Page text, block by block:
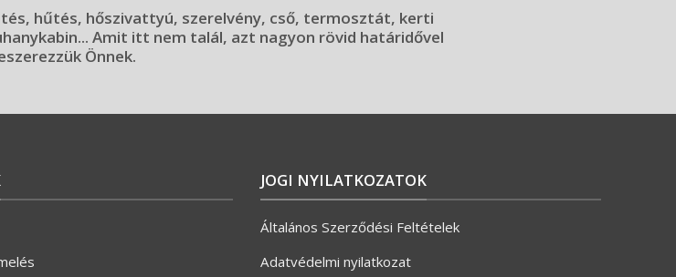
hűtés, hőszivattyú, szerelvény, cső, termosztát, kerti
Amit itt nem talál, azt nagyon rövid határidővel
Önnek.
JOGI NYILATKOZATOK
Általános Szerződési Feltételek
Adatvédelmi nyilatkozat